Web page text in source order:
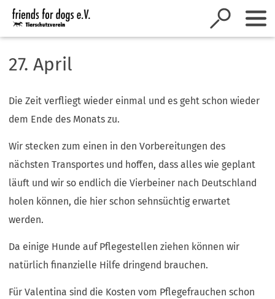
Inhalt anspringen
27. April
Die Zeit verfliegt wieder einmal und es geht schon wieder
dem Ende des Monats zu.
Wir stecken zum einen in den Vorbereitungen des
nächsten Transportes und hoffen, dass alles wie geplant
läuft und wir so endlich die Vierbeiner nach Deutschland
holen können, die hier schon sehnsüchtig erwartet
werden.
Da einige Hunde auf Pflegestellen ziehen können wir
natürlich finanzielle Hilfe dringend brauchen.
Für Valentina sind die Kosten vom Pflegefrauchen schon